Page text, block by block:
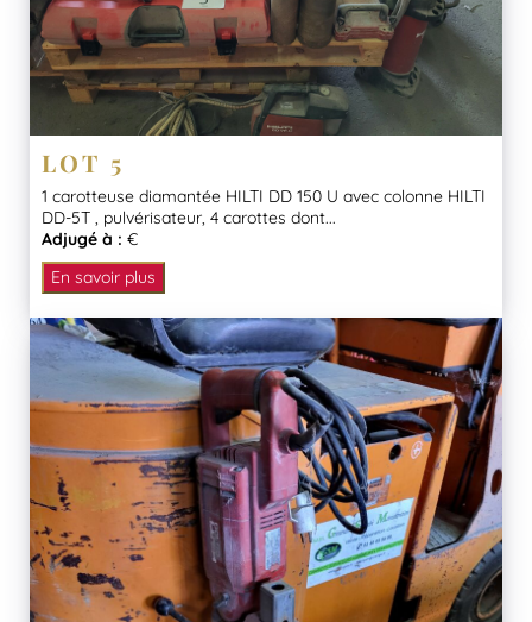
LOT 5
1 carotteuse diamantée HILTI DD 150 U avec colonne HILTI
DD-5T , pulvérisateur, 4 carottes dont...
Adjugé à : €
En savoir plus